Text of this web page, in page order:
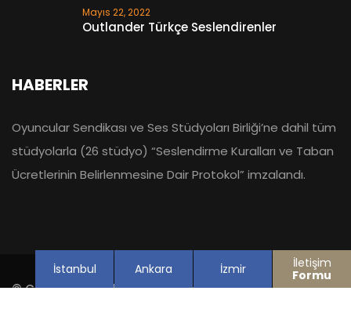
İstanbul Ankara İzmir
İletişim
Formu
Mayıs 22, 2022
Outlander Türkçe Seslendirenler
HABERLER
Oyuncular Sendikası ve Ses Stüdyoları Birliği’ne dahil tüm
stüdyolarla (26 stüdyo) “Seslendirme Kuralları ve Taban
Ücretlerinin Belirlenmesine Dair Protokol” imzalandı.
© Copyright 2021 seslendirme.com